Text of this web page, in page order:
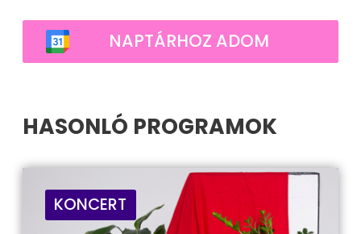
NAPTÁRHOZ ADOM
HASONLÓ PROGRAMOK
KONCERT